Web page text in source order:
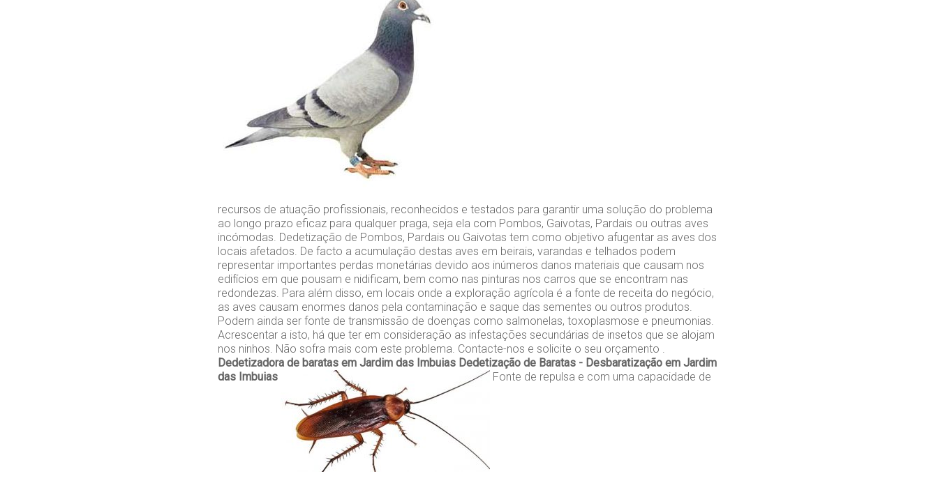
recursos de atuação profissionais, reconhecidos e testados para garantir uma solução do problema
ao longo prazo eficaz para qualquer praga, seja ela com Pombos, Gaivotas, Pardais ou outras aves
incómodas. Dedetização de Pombos, Pardais ou Gaivotas tem como objetivo afugentar as aves dos
locais afetados. De facto a acumulação destas aves em beirais, varandas e telhados podem
representar importantes perdas monetárias devido aos inúmeros danos materiais que causam nos
edifícios em que pousam e nidificam, bem como nas pinturas nos carros que se encontram nas
redondezas. Para além disso, em locais onde a exploração agrícola é a fonte de receita do negócio,
as aves causam enormes danos pela contaminação e saque das sementes ou outros produtos.
Podem ainda ser fonte de transmissão de doenças como salmonelas, toxoplasmose e pneumonias.
Acrescentar a isto, há que ter em consideração as infestações secundárias de insetos que se alojam
nos ninhos. Não sofra mais com este problema. Contacte-nos e solicite o seu orçamento .
Dedetizadora de baratas em Jardim das Imbuias Dedetização de Baratas - Desbaratização em Jardim
das Imbuias
Fonte de repulsa e com uma capacidade de